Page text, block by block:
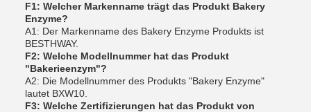
F1: Welcher Markenname trägt das Produkt Bakery
Enzyme?
A1: Der Markenname des Bakery Enzyme Produkts ist
BESTHWAY.
F2: Welche Modellnummer hat das Produkt
"Bakerieenzym"?
A2: Die Modellnummer des Produkts "Bakery Enzyme"
lautet BXW10.
F3: Welche Zertifizierungen hat das Produkt von